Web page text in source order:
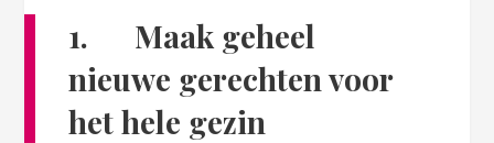
1. Maak geheel
nieuwe gerechten voor
het hele gezin